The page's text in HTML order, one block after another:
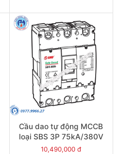
Cầu dao tự động MCCB
loại SBS 3P 75kA/380V
500A - Model
10,490,000 đ